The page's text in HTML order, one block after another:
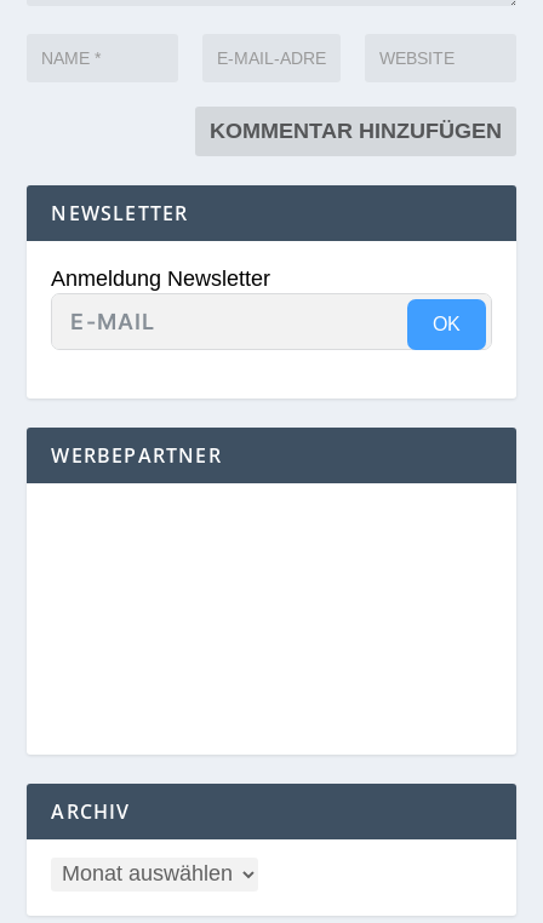
NEWSLETTER
Anmeldung Newsletter
OK
WERBEPARTNER
ARCHIV